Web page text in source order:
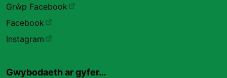
Grŵp Facebook
Facebook
Instagram
Gwybodaeth ar gyfer…